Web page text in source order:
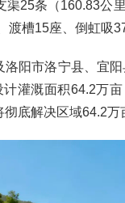
渠25条（160.83公
渡槽15座、倒虹吸
洛阳市洛宁县、宜
计灌溉面积64.2万
底解决区域64.2万